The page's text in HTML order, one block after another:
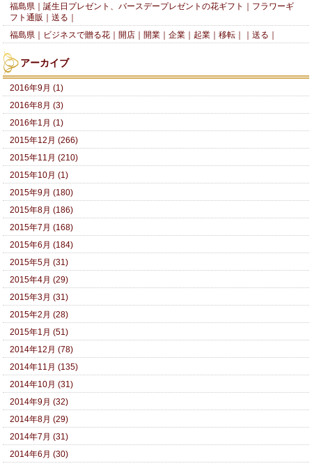
福島県｜誕生日プレゼント、バースデープレゼントの花ギフト｜フラワーギ
フト通販｜送る｜
福島県｜ビジネスで贈る花｜開店｜開業｜企業｜起業｜移転｜｜送る｜
アーカイブ
2016年9月 (1)
2016年8月 (3)
2016年1月 (1)
2015年12月 (266)
2015年11月 (210)
2015年10月 (1)
2015年9月 (180)
2015年8月 (186)
2015年7月 (168)
2015年6月 (184)
2015年5月 (31)
2015年4月 (29)
2015年3月 (31)
2015年2月 (28)
2015年1月 (51)
2014年12月 (78)
2014年11月 (135)
2014年10月 (31)
2014年9月 (32)
2014年8月 (29)
2014年7月 (31)
2014年6月 (30)